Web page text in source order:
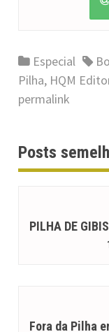
Especial
Pilha, HQM
permalink
Posts
PILHA DE
Fora da Pilha